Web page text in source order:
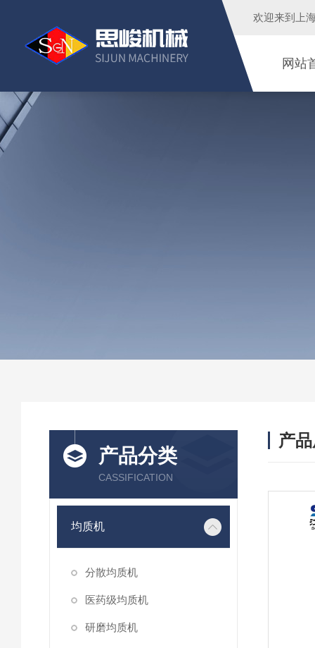
欢迎来到 上
网站
产品分类
CASSIFICATION
均质机
分散均质机
医药级均质机
研磨均质机
产